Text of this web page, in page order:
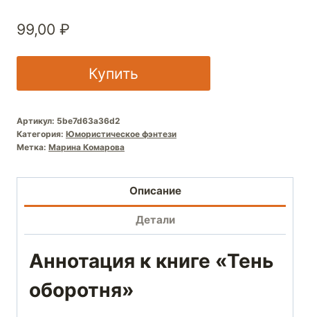
99,00 ₽
Купить
Артикул: 5be7d63a36d2
Категория: Юмористическое фэнтези
Метка: Марина Комарова
Описание
Детали
Аннотация к книге «Тень
оборотня»